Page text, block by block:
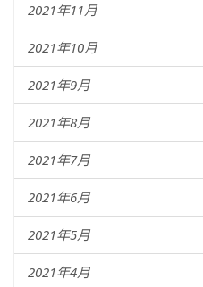
2021年11月
2021年10月
2021年9月
2021年8月
2021年7月
2021年6月
2021年5月
2021年4月